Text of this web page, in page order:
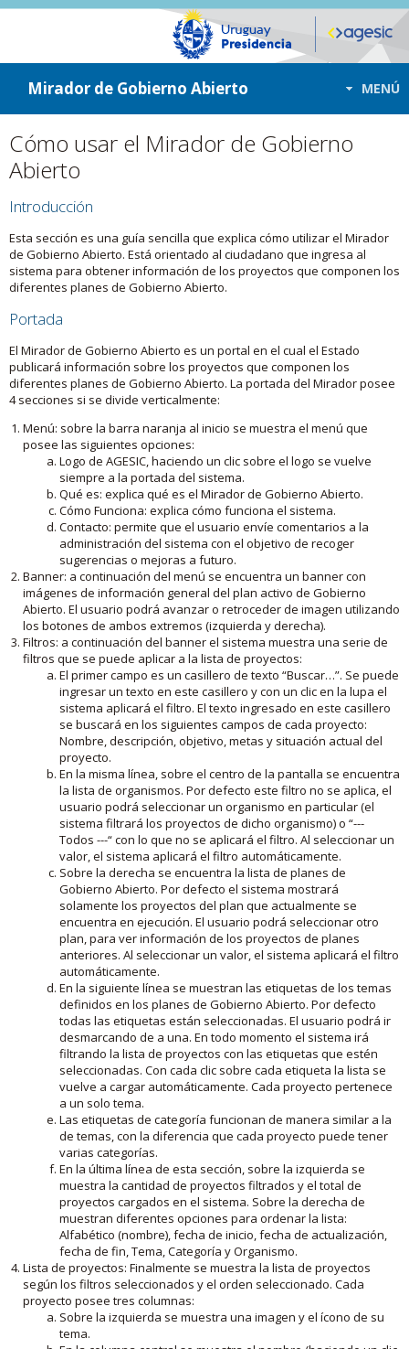
ir a contenido
ir al menú
Mirador de Gobierno Abierto MENÚ
Cómo usar el Mirador de Gobierno
Abierto
Introducción
Esta sección es una guía sencilla que explica cómo utilizar el Mirador
de Gobierno Abierto. Está orientado al ciudadano que ingresa al
sistema para obtener información de los proyectos que componen los
diferentes planes de Gobierno Abierto.
Portada
El Mirador de Gobierno Abierto es un portal en el cual el Estado
publicará información sobre los proyectos que componen los
diferentes planes de Gobierno Abierto. La portada del Mirador posee
4 secciones si se divide verticalmente:
Menú: sobre la barra naranja al inicio se muestra el menú que
posee las siguientes opciones:
Logo de AGESIC, haciendo un clic sobre el logo se vuelve
siempre a la portada del sistema.
Qué es: explica qué es el Mirador de Gobierno Abierto.
Cómo Funciona: explica cómo funciona el sistema.
Contacto: permite que el usuario envíe comentarios a la
administración del sistema con el objetivo de recoger
sugerencias o mejoras a futuro.
Banner: a continuación del menú se encuentra un banner con
imágenes de información general del plan activo de Gobierno
Abierto. El usuario podrá avanzar o retroceder de imagen utilizando
los botones de ambos extremos (izquierda y derecha).
Filtros: a continuación del banner el sistema muestra una serie de
filtros que se puede aplicar a la lista de proyectos:
El primer campo es un casillero de texto “Buscar…”. Se puede
ingresar un texto en este casillero y con un clic en la lupa el
sistema aplicará el filtro. El texto ingresado en este casillero
se buscará en los siguientes campos de cada proyecto:
Nombre, descripción, objetivo, metas y situación actual del
proyecto.
En la misma línea, sobre el centro de la pantalla se encuentra
la lista de organismos. Por defecto este filtro no se aplica, el
usuario podrá seleccionar un organismo en particular (el
sistema filtrará los proyectos de dicho organismo) o “---
Todos ---“ con lo que no se aplicará el filtro. Al seleccionar un
valor, el sistema aplicará el filtro automáticamente.
Sobre la derecha se encuentra la lista de planes de
Gobierno Abierto. Por defecto el sistema mostrará
solamente los proyectos del plan que actualmente se
encuentra en ejecución. El usuario podrá seleccionar otro
plan, para ver información de los proyectos de planes
anteriores. Al seleccionar un valor, el sistema aplicará el filtro
automáticamente.
En la siguiente línea se muestran las etiquetas de los temas
definidos en los planes de Gobierno Abierto. Por defecto
todas las etiquetas están seleccionadas. El usuario podrá ir
desmarcando de a una. En todo momento el sistema irá
filtrando la lista de proyectos con las etiquetas que estén
seleccionadas. Con cada clic sobre cada etiqueta la lista se
vuelve a cargar automáticamente. Cada proyecto pertenece
a un solo tema.
Las etiquetas de categoría funcionan de manera similar a la
de temas, con la diferencia que cada proyecto puede tener
varias categorías.
En la última línea de esta sección, sobre la izquierda se
muestra la cantidad de proyectos filtrados y el total de
proyectos cargados en el sistema. Sobre la derecha de
muestran diferentes opciones para ordenar la lista:
Alfabético (nombre), fecha de inicio, fecha de actualización,
fecha de fin, Tema, Categoría y Organismo.
Lista de proyectos: Finalmente se muestra la lista de proyectos
según los filtros seleccionados y el orden seleccionado. Cada
proyecto posee tres columnas:
Sobre la izquierda se muestra una imagen y el ícono de su
tema.